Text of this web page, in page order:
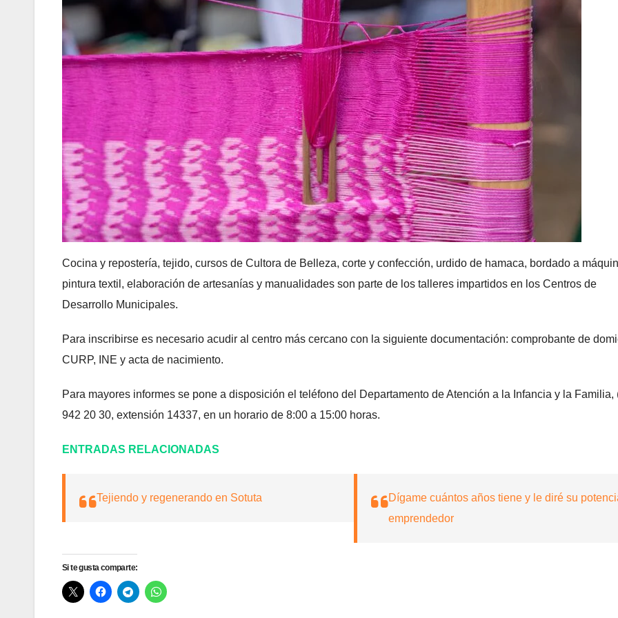
Cocina y repostería, tejido, cursos de Cultora de Belleza, corte y confección, urdido de hamaca, bordado a
pintura textil, elaboración de artesanías y manualidades son parte de los talleres impartidos en los Centros de
Desarrollo Municipales.
Para inscribirse es necesario acudir al centro más cercano con la siguiente documentación: comprobante de
CURP, INE y acta de nacimiento.
Para mayores informes se pone a disposición el teléfono del Departamento de Atención a la Infancia y la Familia,
942 20 30, extensión 14337, en un horario de 8:00 a 15:00 horas.
ENTRADAS RELACIONADAS
Tejiendo y regenerando en Sotuta
Dígame cuántos años tiene y le diré su
emprendedor
Si te gusta comparte: